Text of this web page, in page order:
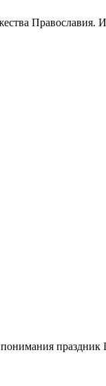
Православия.
праздник